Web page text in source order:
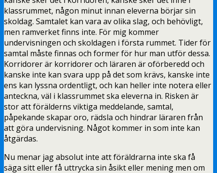
klassrummet, någon minut innan eleverna börjar sin
skoldag. Samtalet kan vara av olika slag, och behövligt,
men ramverket finns inte. För mig kommer
undervisningen och skoldagen i första rummet. Tider för
samtal måste finnas och former för hur man utför dessa.
Korridorer är korridorer och läraren är oförberedd och
kanske inte kan svara upp på det som krävs, kanske inte
ens kan lyssna ordentligt, och kan heller inte notera eller
anteckna, väl i klassrummet ska eleverna in. Risken är
stor att förälderns viktiga meddelande, samtal,
påpekande skapar oro, rädsla och hindrar läraren från
att göra undervisning. Något kommer in som inte kan
åtgärdas.
Nu menar jag absolut inte att föräldrarna inte ska få
säga sitt eller få uttrycka sin åsikt eller mening men om